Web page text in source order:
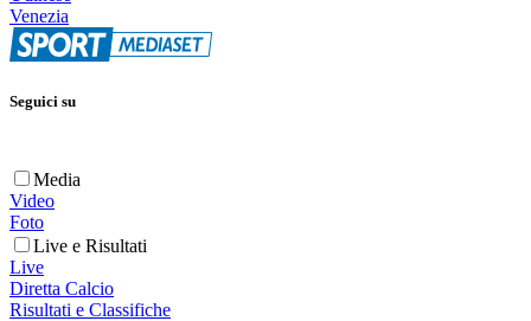
Venezia
Seguici su
Media
Video
Foto
Live e Risultati
Live
Diretta Calcio
Risultati e Classifiche